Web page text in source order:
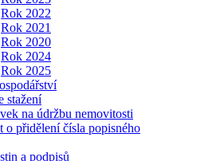
Rok 2022
Rok 2021
Rok 2020
Rok 2024
Rok 2025
stažení
na údržbu nemovitosti
o přidělení čísla popisného
a podpisů